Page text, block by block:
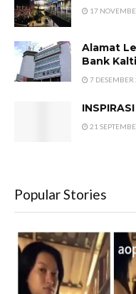
17
Alamat
Bank
7 DESEMBER
21
Popular Stories